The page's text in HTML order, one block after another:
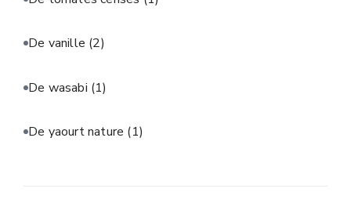
De vanille (2)
De wasabi (1)
De yaourt nature (1)